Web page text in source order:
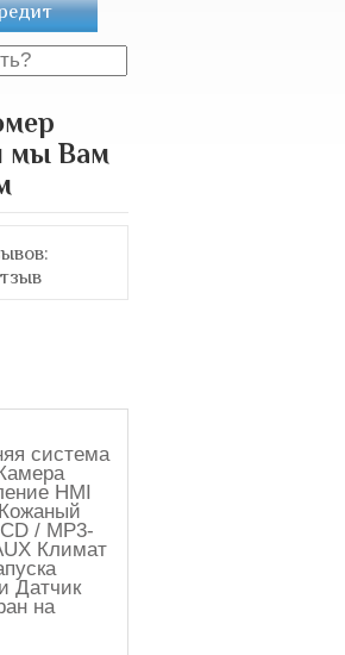
мы Вам
система
HMI
/ MP3-
Климат
Датчик
на